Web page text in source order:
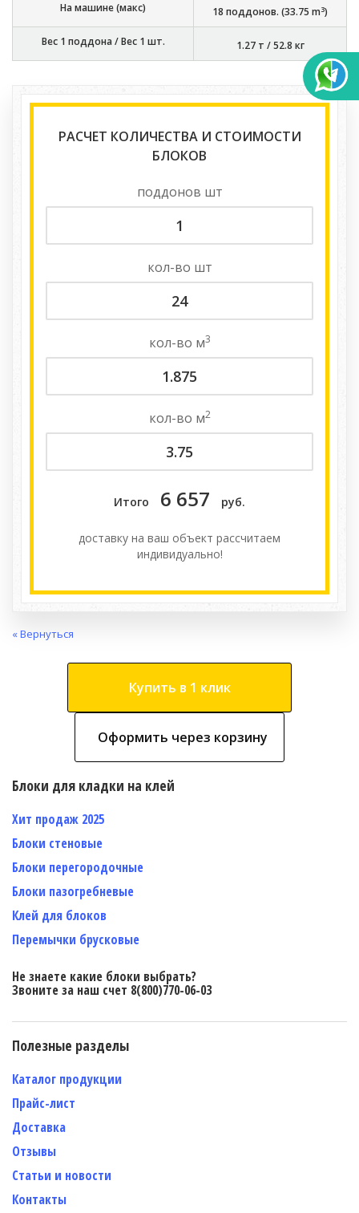
На машине (макс) 18 поддонов. (33.75 m3)
Вес 1 поддона / Вес 1 шт. 1.27 т /52.8 кг
РАСЧЕТ КОЛИЧЕСТВА И СТОИМОСТИ
БЛОКОВ
поддонов шт
кол-во шт
кол-во м3
кол-во м2
Итого 6 657 руб.
доставку на ваш объект расcчитаем
индивидуально!
« Вернуться
Купить в 1 клик
Оформить через корзину
Блоки для кладки на клей
Хит продаж 2025
Блоки стеновые
Блоки перегородочные
Блоки пазогребневые
Клей для блоков
Перемычки брусковые
Не знаете какие блоки выбрать?
Звоните за наш счет 8(800)770-06-03
Полезные разделы
Каталог продукции
Прайс-лист
Доставка
Отзывы
Статьи и новости
Контакты